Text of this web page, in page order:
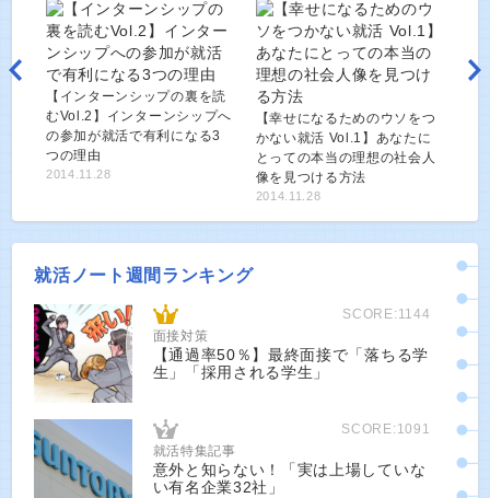
【インターンシップの裏を読
むVol.2】インターンシップへ
の参加が就活で有利になる3
つの理由
2014.11.28
【幸せになるためのウソをつ
かない就活 Vol.1】あなたに
とっての本当の理想の社会人
像を見つける方法
2014.11.28
就活ノート週間ランキング
SCORE:1144
面接対策
【通過率50％】最終面接で「落ちる学
生」「採用される学生」
SCORE:1091
就活特集記事
意外と知らない！「実は上場していな
い有名企業32社」